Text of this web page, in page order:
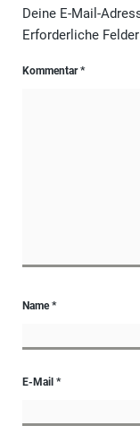
Deine E-Mail-
Erforderliche
Kommentar*
Name*
E-Mail *